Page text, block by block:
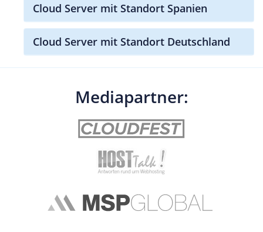
Cloud Server mit Standort Spanien
Cloud Server mit Standort Deutschland
Mediapartner: